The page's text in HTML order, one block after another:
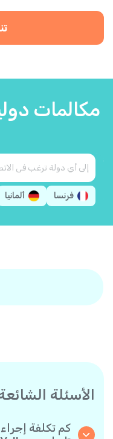
مكالمات
فرنسا ألمانيا
الأسئلة
كم تكلفة